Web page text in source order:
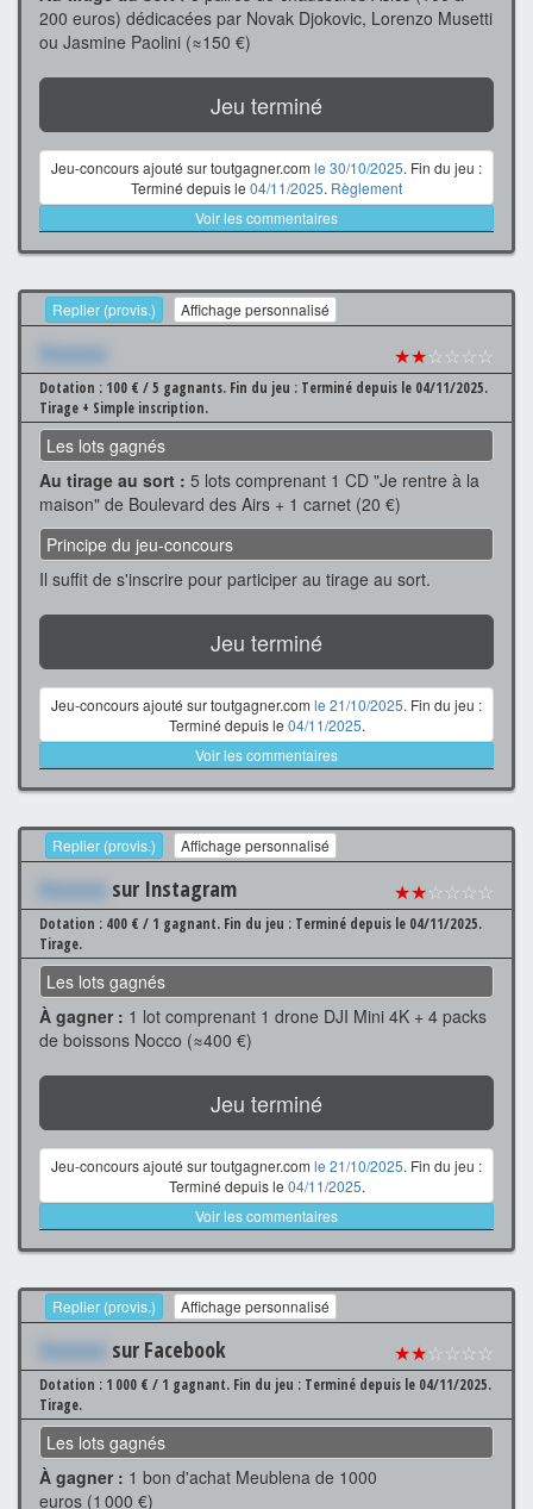
200 euros) dédicacées par Novak Djokovic, Lorenzo Musetti
ou Jasmine Paolini (≈150 €)
Jeu terminé
Jeu-concours ajouté sur toutgagner.com le 30/10/2025. Fin du jeu :
Terminé depuis le 04/11/2025. Règlement
Voir les commentaires
Replier (provis.) Affichage personnalisé
Xxxxxxx ★★☆☆☆☆
Dotation : 100 € / 5 gagnants. Fin du jeu : Terminé depuis le 04/11/2025.
Tirage + Simple inscription.
Les lots gagnés
Au tirage au sort : 5 lots comprenant 1 CD "Je rentre à la
maison" de Boulevard des Airs + 1 carnet (20 €)
Principe du jeu-concours
Il suffit de s'inscrire pour participer au tirage au sort.
Jeu terminé
Jeu-concours ajouté sur toutgagner.com le 21/10/2025. Fin du jeu :
Terminé depuis le 04/11/2025.
Voir les commentaires
Replier (provis.) Affichage personnalisé
Xxxxxxx sur Instagram ★★☆☆☆☆
Dotation : 400 € / 1 gagnant. Fin du jeu : Terminé depuis le 04/11/2025.
Tirage.
Les lots gagnés
À gagner : 1 lot comprenant 1 drone DJI Mini 4K + 4 packs
de boissons Nocco (≈400 €)
Jeu terminé
Jeu-concours ajouté sur toutgagner.com le 21/10/2025. Fin du jeu :
Terminé depuis le 04/11/2025.
Voir les commentaires
Replier (provis.) Affichage personnalisé
Xxxxxxx sur Facebook ★★☆☆☆☆
Dotation : 1 000 € / 1 gagnant. Fin du jeu : Terminé depuis le 04/11/2025.
Tirage.
Les lots gagnés
À gagner : 1 bon d'achat Meublena de 1000
euros (1 000 €)